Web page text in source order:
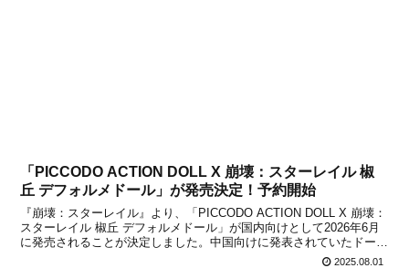
「PICCODO ACTION DOLL X 崩壊：スターレイル 椒
丘 デフォルメドール」が発売決定！予約開始
『崩壊：スターレイル』より、「PICCODO ACTION DOLL X 崩壊：
スターレイル 椒丘 デフォルメドール」が国内向けとして2026年6月
に発売されることが決定しました。中国向けに発表されていたドール
ですが、日本でも正式に発売が決定！本日2025年8月1日より、予約
2025.08.01